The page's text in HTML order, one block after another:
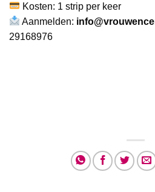
Kosten: 1 strip per keer
Aanmelden:
29168976